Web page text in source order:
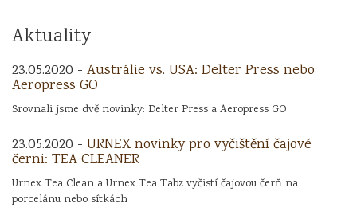
Aktuality
23.05.2020 - Austrálie vs. USA: Delter Press nebo
Aeropress GO
Srovnali jsme dvě novinky: Delter Press a Aeropress GO
23.05.2020 - URNEX novinky pro vyčištění čajové
černi: TEA CLEANER
Urnex Tea Clean a Urnex Tea Tabz vyčistí čajovou čerň na
porcelánu nebo sítkách